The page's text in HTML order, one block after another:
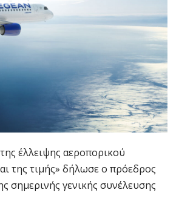
έλλειψης αεροπορικού
της τιμής» δήλωσε ο πρόεδρος
σημερινής γενικής συνέλευσης